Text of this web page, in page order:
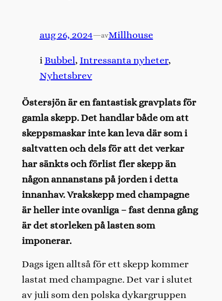
aug 26, 2024—avMillhouse
i Bubbel, Intressanta nyheter
Nyhetsbrev
Östersjön är en fantastisk gravplats för
gamla skepp. Det handlar både om att
skeppsmaskar inte kan leva där som i
saltvatten och dels för att det verkar
har sänkts och förlist fler skepp än
någon annanstans på jorden i detta
innanhav. Vrakskepp med champagne
är heller inte ovanliga – fast denna gång
är det storleken på lasten som
imponerar.
Dags igen alltså för ett skepp kommer
lastat med champagne. Det var i slutet
av juli som den polska dykargruppen